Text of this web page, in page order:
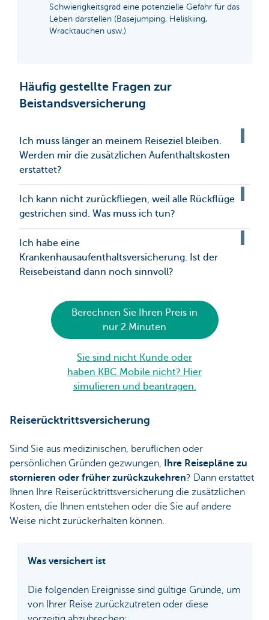
Schwierigkeitsgrad eine potenzielle Gefahr für das
Leben darstellen (Basejumping, Heliskiing,
Wracktauchen usw.)
Häufig gestellte Fragen zur
Beistandsversicherung
Ich muss länger an meinem Reiseziel bleiben.
Werden mir die zusätzlichen Aufenthaltskosten
erstattet?
Ich kann nicht zurückfliegen, weil alle Rückflüge
gestrichen sind. Was muss ich tun?
Ich habe eine
Krankenhausaufenthaltsversicherung. Ist der
Reisebeistand dann noch sinnvoll?
Berechnen Sie Ihren Preis in
nur 2 Minuten
Sie sind nicht Kunde oder
haben KBC Mobile nicht? Hier
simulieren und beantragen.
Reiserücktrittsversicherung
Sind Sie aus medizinischen, beruflichen oder
persönlichen Gründen gezwungen,
Ihre Reisepläne zu
stornieren oder früher zurückzukehren? Dann erstattet
Ihnen Ihre Reiserücktrittsversicherung die zusätzlichen
Kosten, die Ihnen entstehen oder die Sie auf andere
Weise nicht zurückerhalten können.
Was versichert ist
Die folgenden Ereignisse sind gültige Gründe, um
von Ihrer Reise zurückzutreten oder diese